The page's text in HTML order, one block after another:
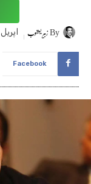
Byزبیر یعقوب اپریل 12, 2022
Facebook